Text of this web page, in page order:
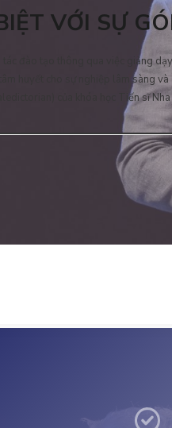
VỚI SỰ
tác đào tạo thông qua việc giảng
huyết cho sự nghiệp lâm sàng
của khóa học Tiến sĩ